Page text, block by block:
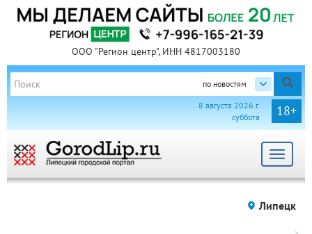
ООО "Регион центр", ИНН 4817003180
по новостям
18+
8 августа 2026 г.
суббота
Toggle
Липецк